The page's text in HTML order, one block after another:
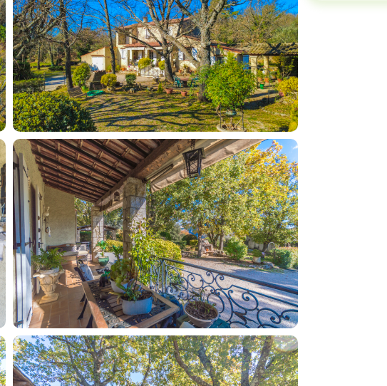
Contact an advisor
Estimate/Sell
Buy
Recruitment
News
Guides